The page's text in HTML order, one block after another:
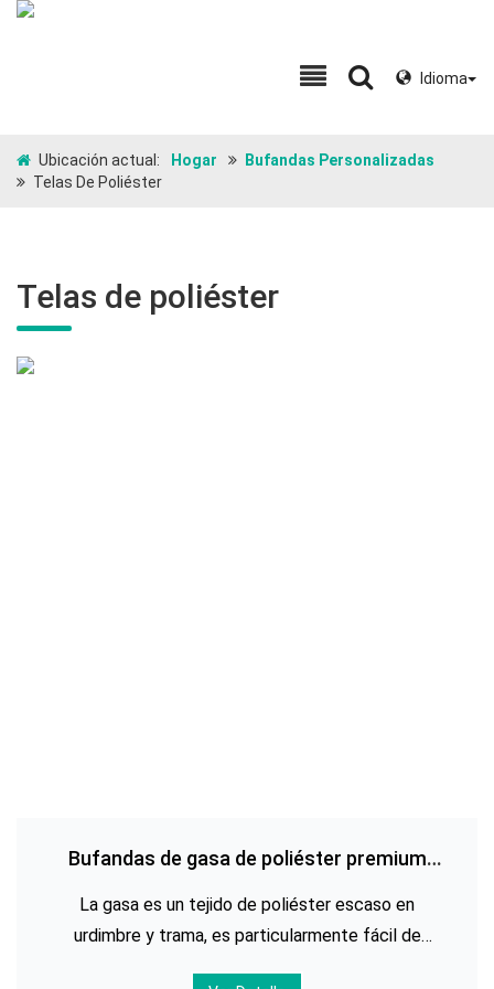
Idioma
Ubicación actual: Hogar
Bufandas Personalizadas
Telas De Poliéster
Telas de poliéster
Bufandas de gasa de poliéster premium
La gasa es un tejido de poliéster escaso en
urdimbre y trama, es particularmente fácil de